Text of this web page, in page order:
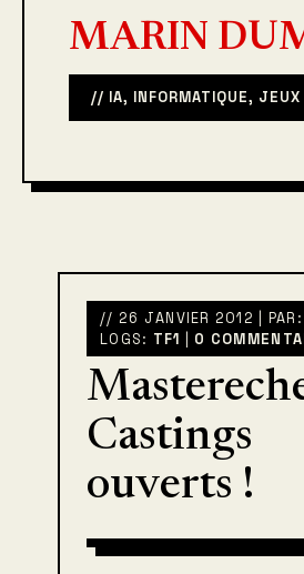
MARIN
// IA, INFORMATIQUE,
// 26 JANVIER 2012 | PAR:
LOGS: TF1 0
Castings
ouverts !